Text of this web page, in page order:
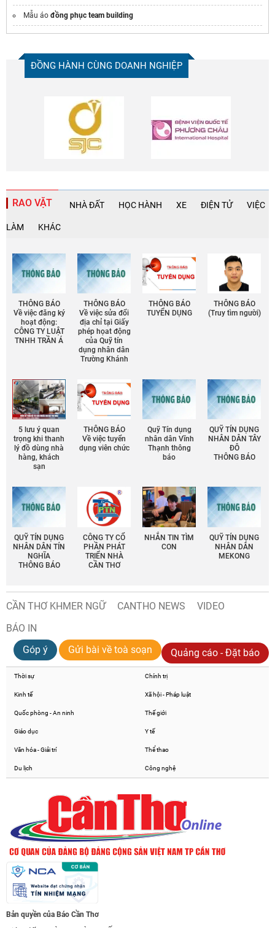
Mẫu áo đồng phục team building
ĐỒNG HÀNH CÙNG DOANH NGHIỆP
RAO VẶT NHÀ ĐẤT HỌC HÀNH XE ĐIỆN TỬ VIỆC
LÀM KHÁC
THÔNG BÁO
Về việc đăng ký
hoạt động:
CÔNG TY LUẬT
TNHH TRẦN Á
THÔNG BÁO
Về việc sửa đổi
địa chỉ tại Giấy
phép họat động
của Quỹ tín
dụng nhân dân
Trường Khánh
THÔNG BÁO
TUYỂN DỤNG
THÔNG BÁO
(Truy tìm người)
5 lưu ý quan
trọng khi thanh
lý đồ dùng nhà
hàng, khách
sạn
THÔNG BÁO
Về việc tuyển
dụng viên chức
Quỹ Tín dụng
nhân dân Vĩnh
Thạnh thông
báo
QUỸ TÍN DỤNG
NHÂN DÂN TÂY
ĐÔ
THÔNG BÁO
QUỸ TÍN DỤNG
NHÂN DÂN TÍN
NGHĨA
THÔNG BÁO
CÔNG TY CỔ
PHẦN PHÁT
TRIỂN NHÀ
CẦN THƠ
NHẮN TIN TÌM
CON
QUỸ TÍN DỤNG
NHÂN DÂN
MEKONG
CẦN THƠ KHMER NGỮ CANTHO NEWS
VIDEO
BÁO IN
Góp ý
Gửi bài về toà soạn Quảng cáo - Đặt báo
Thời sự Chính trị
Kinh tế Xã hội - Pháp luật
Quốc phòng - An ninh Thế giới
Giáo dục Y tế
Văn hóa - Giải trí Thể thao
Du lịch Công nghệ
Bản quyền của Báo Cần Thơ